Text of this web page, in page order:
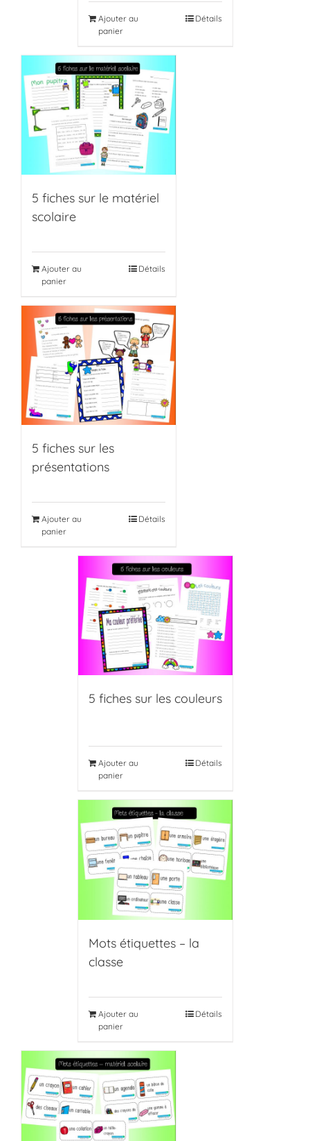
Ajouter au
panier
Détails
5 fiches sur le matériel
scolaire
Ajouter au
panier
Détails
5 fiches sur les
présentations
Ajouter au
panier
Détails
5 fiches sur les couleurs
Ajouter au
panier
Détails
Mots étiquettes – la
classe
Ajouter au
panier
Détails